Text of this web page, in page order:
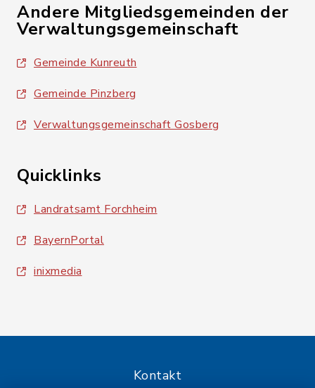
Andere Mitgliedsgemeinden der
Verwaltungsgemeinschaft
Gemeinde Kunreuth
Gemeinde Pinzberg
Verwaltungsgemeinschaft Gosberg
Quicklinks
Landratsamt Forchheim
BayernPortal
inixmedia
Kontakt